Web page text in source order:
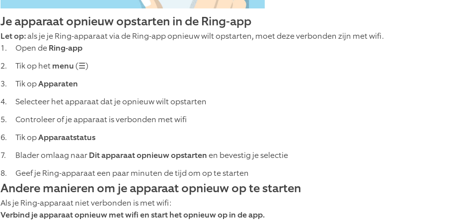
Je apparaat opnieuw opstarten in de Ring-app
Let op:als je je Ring-apparaat via de Ring-app opnieuw wilt opstarten, moet deze verbonden zijn met wifi.
Open deRing-app
Tik op hetmenu(☰)
Tik opApparaten
Selecteer het apparaat dat je opnieuw wilt opstarten
Controleer of je apparaat is verbonden met wifi
Tik opApparaatstatus
Blader omlaag naarDit apparaat opnieuw opstartenen bevestig je selectie
Geef je Ring-apparaat een paar minuten de tijd om op te starten
Andere manieren om je apparaat opnieuw op te starten
Als je Ring-apparaat niet verbonden is met wifi:
Verbind je apparaat opnieuw met wifi en start het opnieuw op in de app.